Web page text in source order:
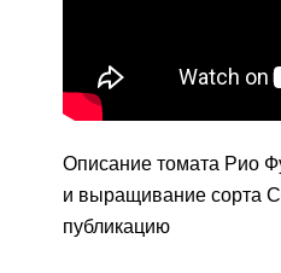
Описание томата Рио
и выращивание сорта
публикацию